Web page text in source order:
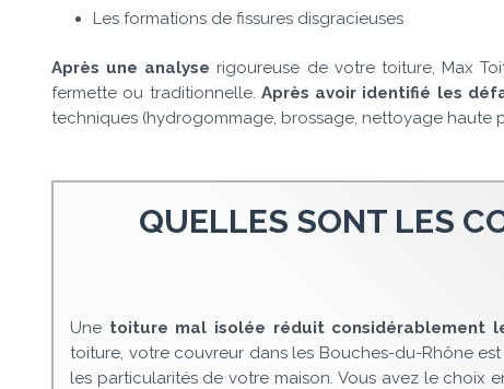
Les formations de fissures disgracieuses
Après une analyse rigoureuse de votre toiture, Max
fermette ou traditionnelle. Après avoir identifié les
techniques (hydrogommage, brossage, nettoyage haute
QUELLES SONT LES
Une toiture mal isolée réduit considérablement
toiture, votre couvreur dans les Bouches-du-Rhône
les particularités de votre maison. Vous avez le choix